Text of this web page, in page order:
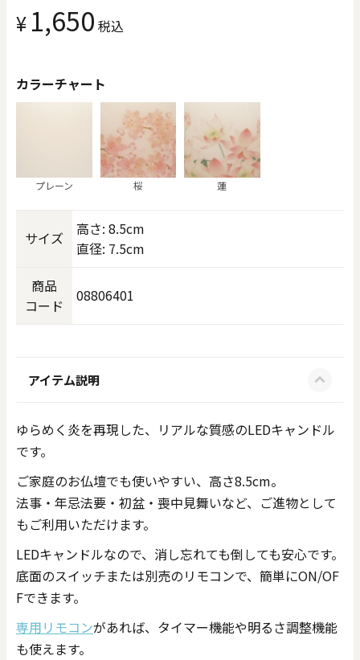
お買い物ガイド 企業情報 お知らせ
¥ 1,650 税込
カラーチャート
プレーン 桜 蓮
サイズ
高さ: 8.5cm
直径: 7.5cm
商品
コード
08806401
アイテム説明
ゆらめく炎を再現した、リアルな質感のLEDキャンドル
です。
ご家庭のお仏壇でも使いやすい、高さ8.5cm。
法事・年忌法要・初盆・喪中見舞いなど、ご進物として
もご利用いただけます。
LEDキャンドルなので、消し忘れても倒しても安心です。
底面のスイッチまたは別売のリモコンで、簡単にON/OF
Fできます。
専用リモコンがあれば、タイマー機能や明るさ調整機能
も使えます。